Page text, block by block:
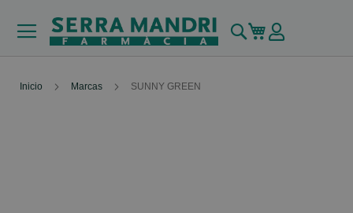
Buscar
Mi carrito
Inicio Marcas SUNNY GREEN